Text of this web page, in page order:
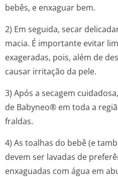
bebês, e enxaguar bem.
2) Em seguida, secar
macia. É importante evitar
exageradas, pois, além de
causar irritação da pele.
3) Após a secagem
de Babyneo® em toda a
fraldas.
4) As toalhas do bebê (e
devem ser lavadas de
enxaguadas com água em